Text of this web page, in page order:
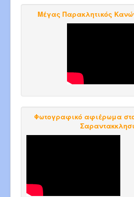
Μέγας Παρακλητικός
Φωτογραφικό αφιέρωμα